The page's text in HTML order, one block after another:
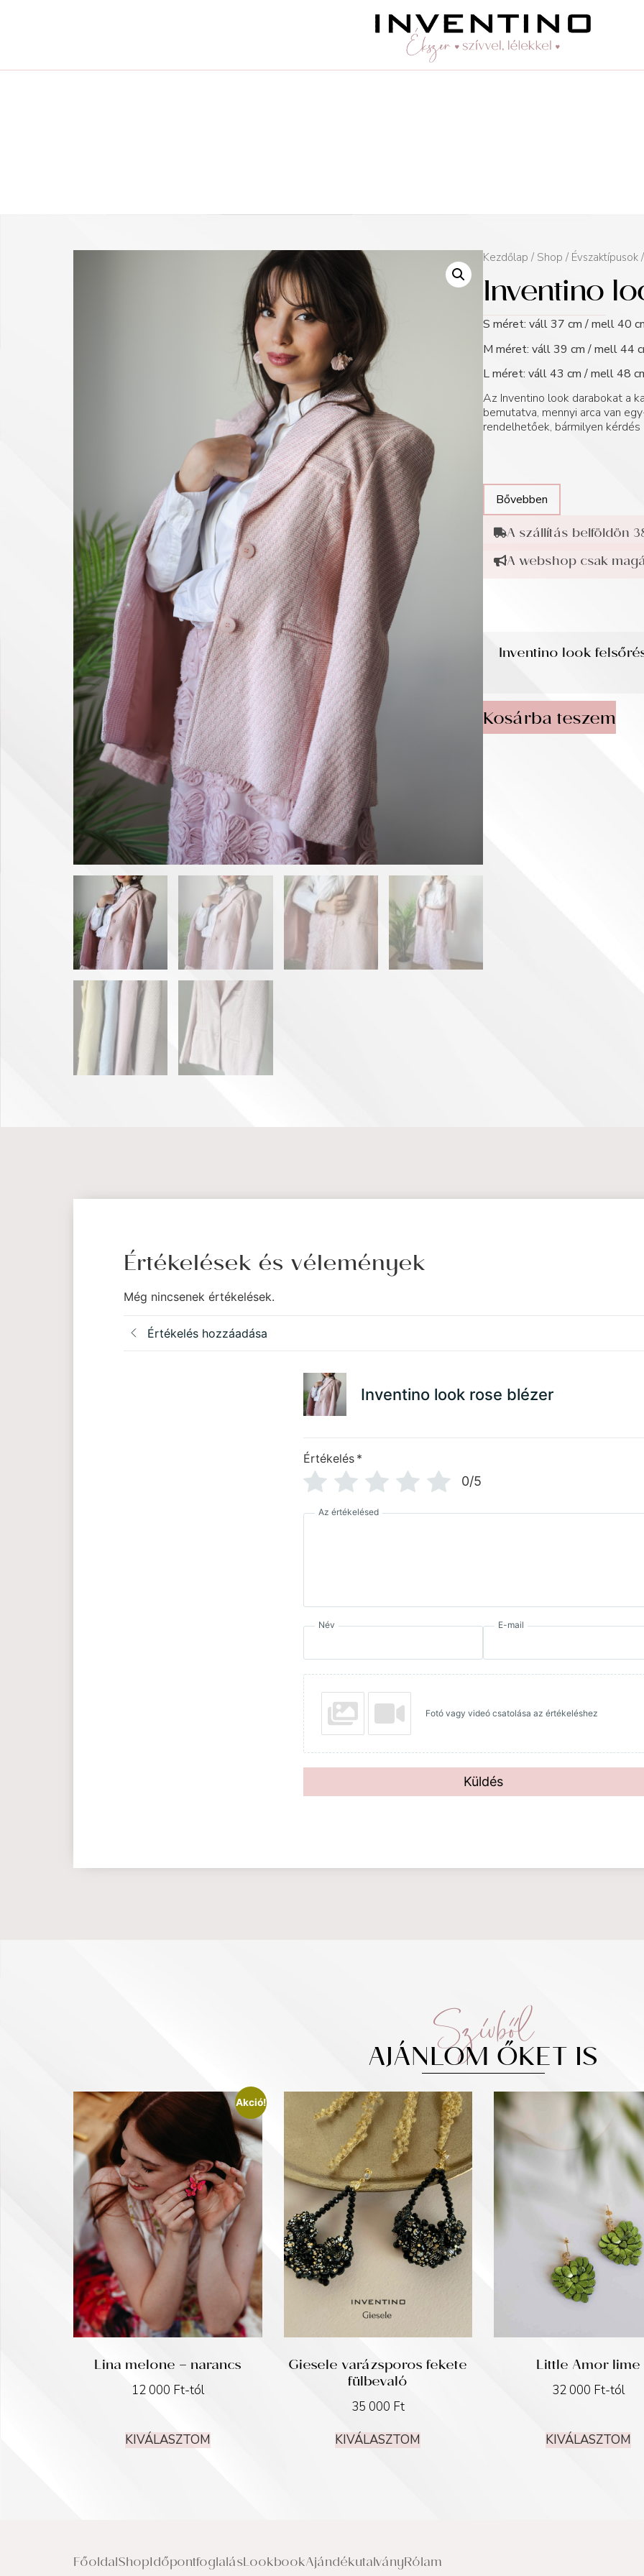
-25 % a webshopban!
Kupon: summer25 Kezdőlap / Shop / Évszaktípusok
Inventino
S méret: váll 37 cm / mell 40
M méret: váll 39 cm / mell 44
L méret: váll 43 cm / mell 48
Az Inventino look darabokat a
bemutatva, mennyi arca van
rendelhetőek, bármilyen
Bővebben
A szállítás belföldön
A webshop csak
Inventino look
Kosárba teszem
Értékelések és vélemények
Még nincsenek értékelések.
Értékelés hozzáadása
Inventino look rose blézer
Értékelés *
0/5
Az értékelésed
Név E-mail
Fotó vagy videó csatolása az értékeléshez
Küldés
Szívből
AJÁNLOM ŐKET IS
Akció!
Lina melone – narancs
12 000 Ft-tól
KIVÁLASZTOM
Giesele varázsporos fekete
fülbevaló
35 000 Ft
KIVÁLASZTOM
Little Amor lime
32 000 Ft-tól
KIVÁLASZTOM
FőoldalShopIdőpontfoglalásLookbookAjándékutalványRólam